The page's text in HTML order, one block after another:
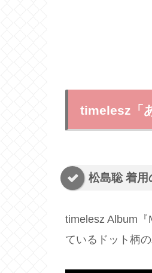
timelesz「
松島聡 着用
timelesz Album
ているドット柄